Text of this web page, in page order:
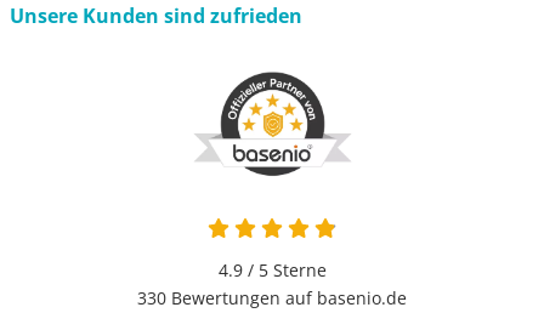
Unsere Kunden sind zufrieden
4.9 / 5Sterne
330 Bewertungen auf basenio.de